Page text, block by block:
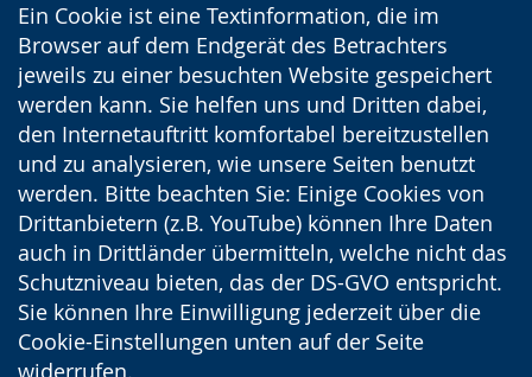
Ein Cookie ist eine Textinformation, die im
Browser auf dem Endgerät des Betrachters
jeweils zu einer besuchten Website gespeichert
werden kann. Sie helfen uns und Dritten dabei,
den Internetauftritt komfortabel bereitzustellen
und zu analysieren, wie unsere Seiten benutzt
werden. Bitte beachten Sie: Einige Cookies von
Drittanbietern (z.B. YouTube) können Ihre Daten
auch in Drittländer übermitteln, welche nicht das
Schutzniveau bieten, das der DS-GVO entspricht.
Sie können Ihre Einwilligung jederzeit über die
Cookie-Einstellungen unten auf der Seite
widerrufen.